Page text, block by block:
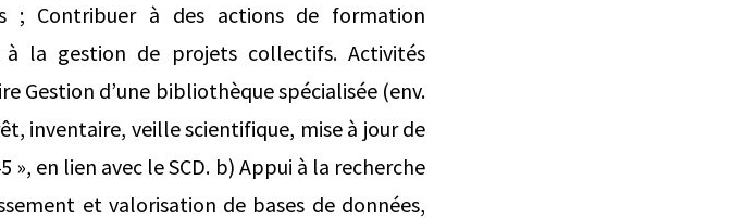
; Contribuer à des actions de formation
la gestion de projets collectifs. Activités
Gestion d’une bibliothèque spécialisée (env.
inventaire, veille scientifique, mise à jour de
en lien avec le SCD. b) Appui à la recherche
et valorisation de bases de données,